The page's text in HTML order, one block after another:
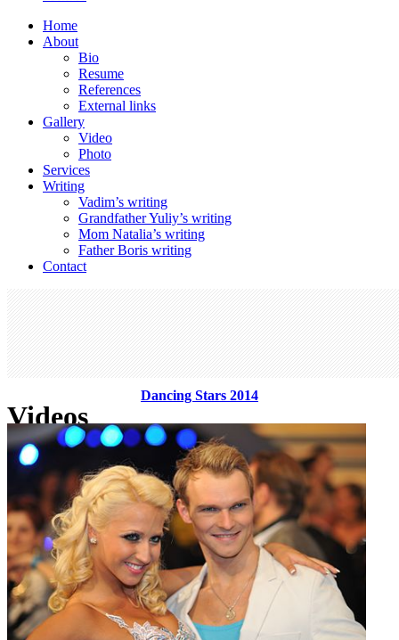
Home
About
Bio
Resume
References
External links
Gallery
Video
Photo
Services
Writing
Vadim’s writing
Grandfather Yuliy’s writing
Mom Natalia’s writing
Father Boris writing
Contact
Videos
Dancing Stars 2014